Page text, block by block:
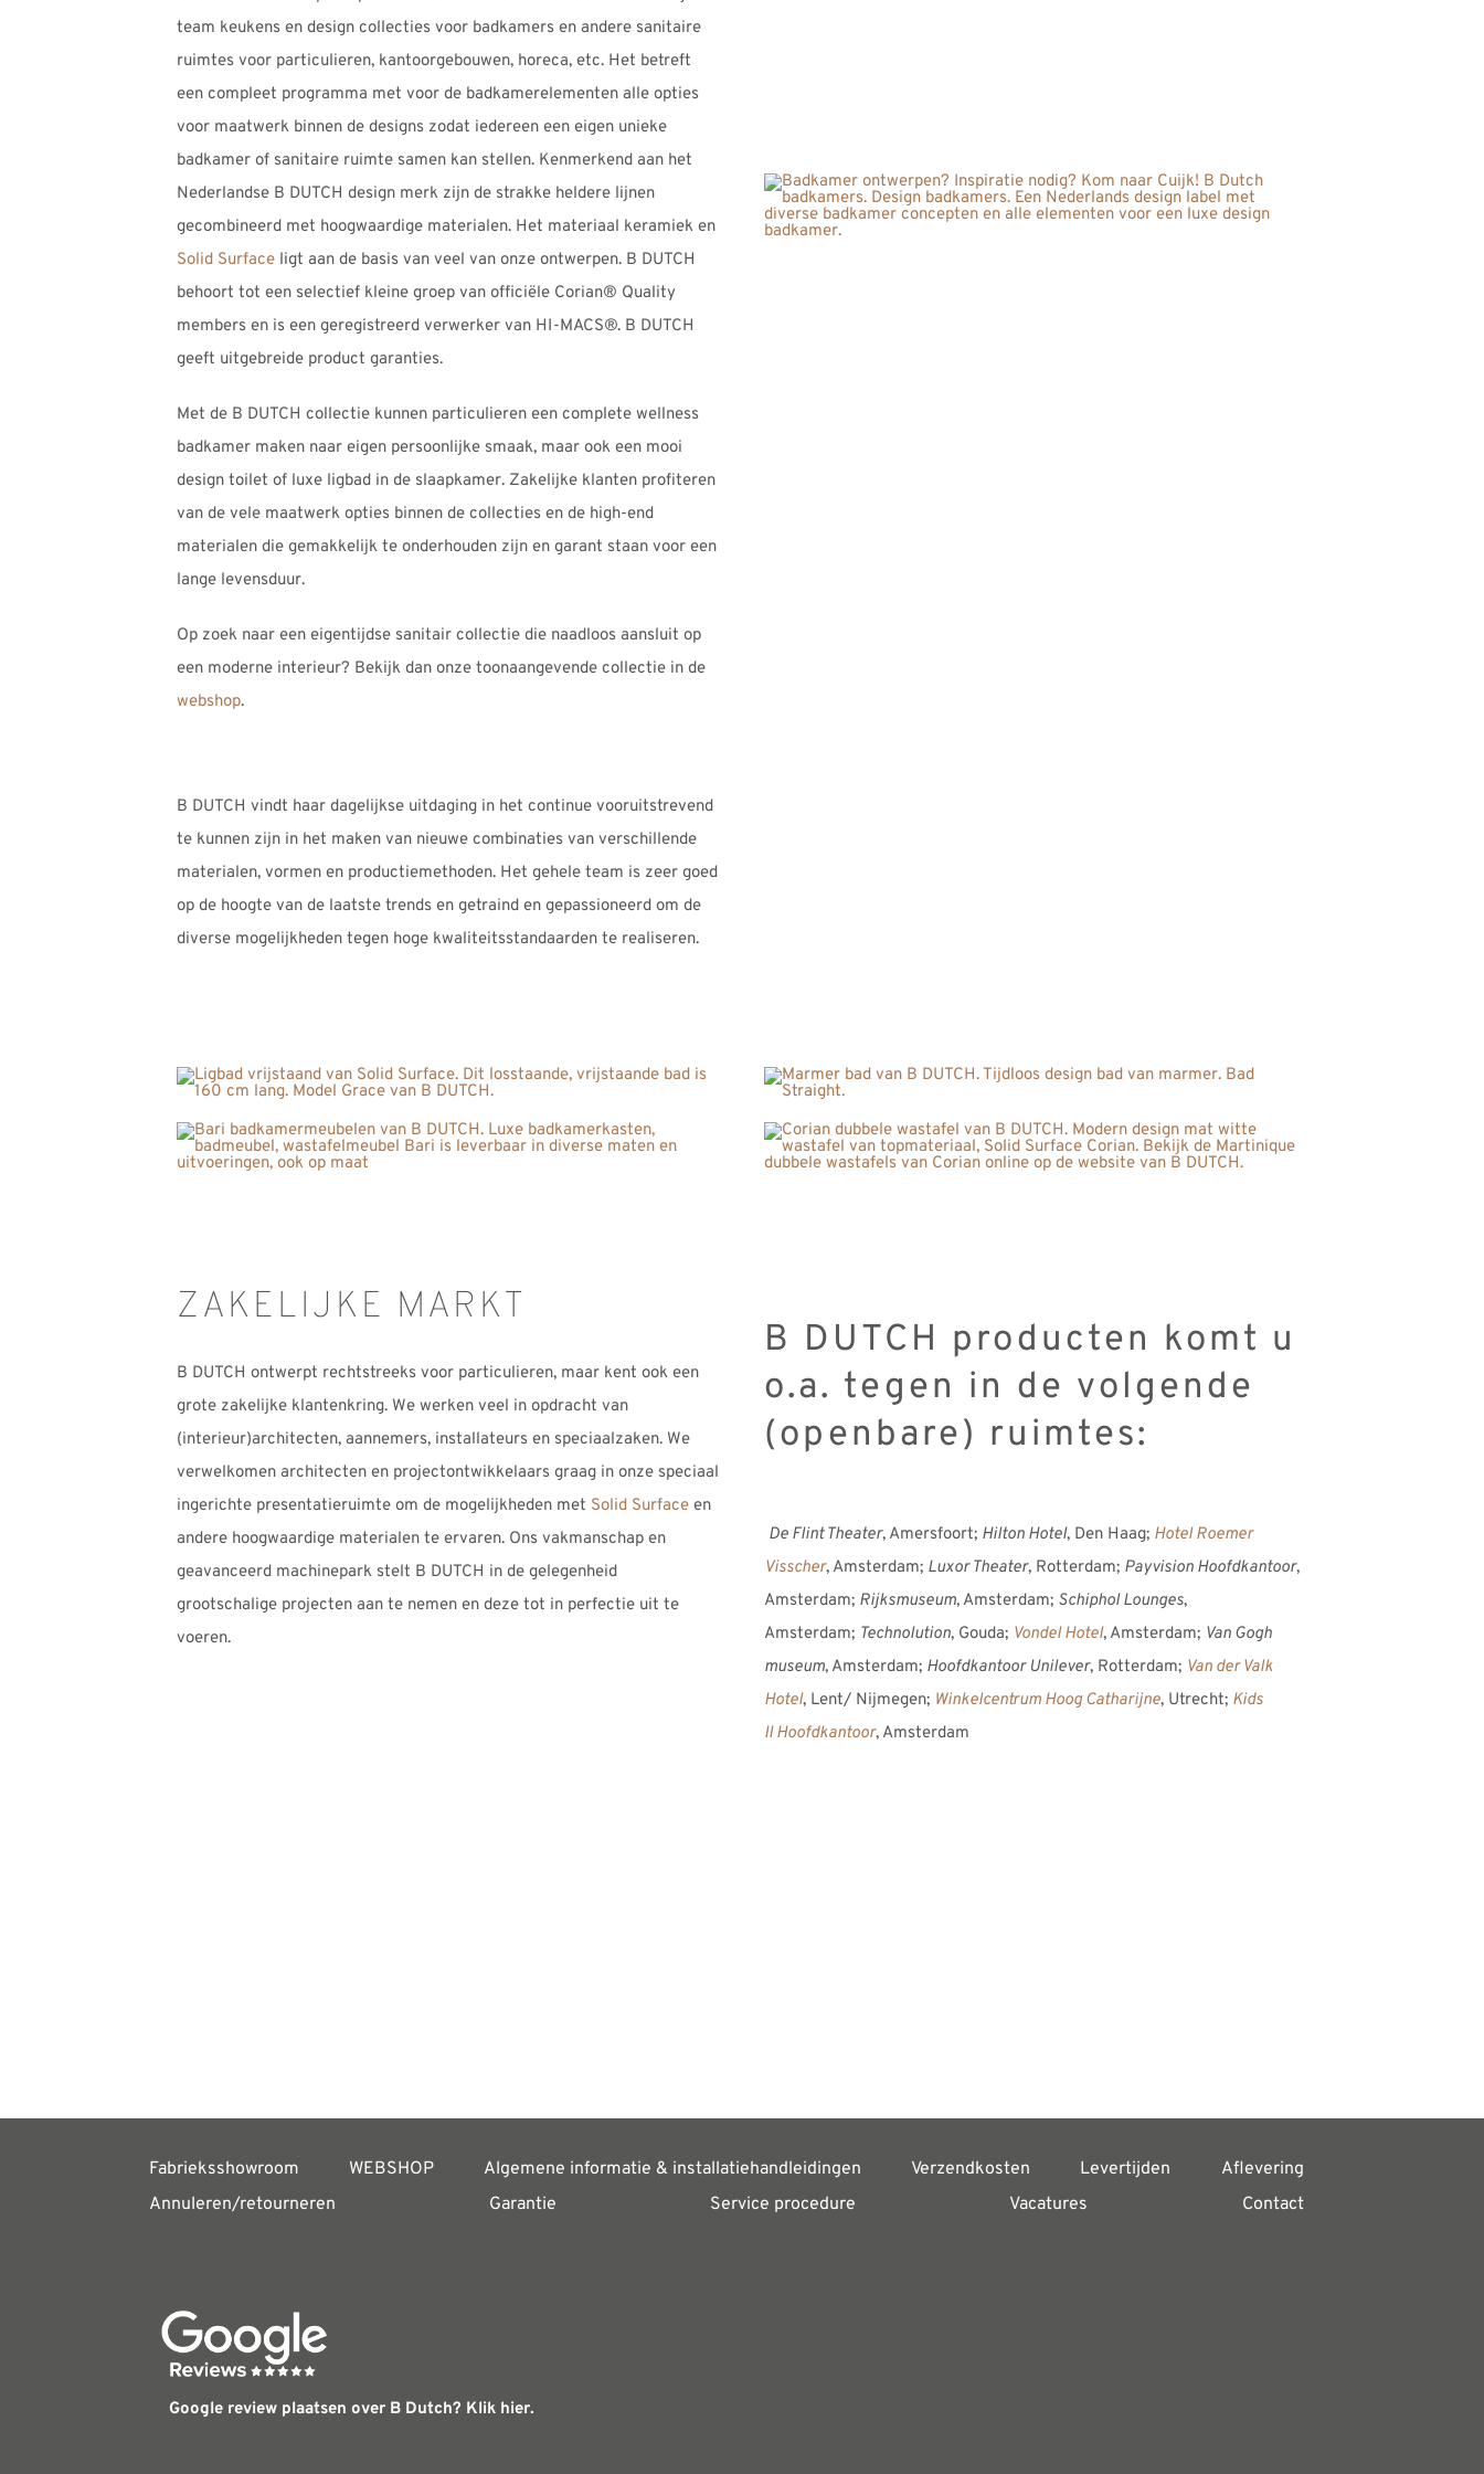
team keukens en design collecties voor badkamers en andere sanitaire
ruimtes voor particulieren, kantoorgebouwen, horeca, etc. Het betreft
een compleet programma met voor de badkamerelementen alle opties
voor maatwerk binnen de designs zodat iedereen een eigen unieke
badkamer of sanitaire ruimte samen kan stellen. Kenmerkend aan het
Nederlandse B DUTCH design merk zijn de strakke heldere lijnen
gecombineerd met hoogwaardige materialen. Het materiaal keramiek en
Solid Surfaceligt aan de basis van veel van onze ontwerpen. B DUTCH
behoort tot een selectief kleine groep van officiële Corian® Quality
members en is een geregistreerd verwerker van HI-MACS®. B DUTCH
geeft uitgebreide product garanties.
Met de B DUTCH collectie kunnen particulieren een complete wellness
badkamer maken naar eigen persoonlijke smaak, maar ook een mooi
design toilet of luxe ligbad in de slaapkamer. Zakelijke klanten profiteren
van de vele maatwerk opties binnen de collecties en de high-end
materialen die gemakkelijk te onderhouden zijn en garant staan voor een
lange levensduur.
Op zoek naar een eigentijdse sanitair collectie die naadloos aansluit op
een moderne interieur? Bekijk dan onze toonaangevende collectie in de
webshop.
B DUTCH vindt haar dagelijkse uitdaging in het continue vooruitstrevend
te kunnen zijn in het maken van nieuwe combinaties van verschillende
materialen, vormen en productiemethoden. Het gehele team is zeer goed
op de hoogte van de laatste trends en getraind en gepassioneerd om de
diverse mogelijkheden tegen hoge kwaliteitsstandaarden te realiseren.
ZAKELIJKE MARKT
B DUTCH ontwerpt rechtstreeks voor particulieren, maar kent ook een
grote zakelijke klantenkring. We werken veel in opdracht van
(interieur)architecten, aannemers, installateurs en speciaalzaken. We
verwelkomen architecten en projectontwikkelaars graag in onze speciaal
ingerichte presentatieruimte om de mogelijkheden met Solid Surfaceen
andere hoogwaardige materialen te ervaren.Ons vakmanschap en
geavanceerd machinepark stelt B DUTCH in de gelegenheid
grootschalige projecten aan te nemen en deze tot in perfectie uit te
voeren.
B DUTCH producten komt u
o.a. tegen in de volgende
(openbare) ruimtes:
De Flint Theater, Amersfoort; Hilton Hotel, Den Haag; Hotel Roemer
Visscher, Amsterdam; Luxor Theater, Rotterdam; Payvision Hoofdkantoor,
Amsterdam; Rijksmuseum, Amsterdam; Schiphol Lounges,
Amsterdam; Technolution, Gouda; Vondel Hotel, Amsterdam; Van Gogh
museum, Amsterdam; Hoofdkantoor Unilever, Rotterdam; Van der Valk
Hotel, Lent/ Nijmegen; Winkelcentrum Hoog Catharijne, Utrecht; Kids
II Hoofdkantoor, Amsterdam
Fabrieksshowroom WEBSHOP Algemene informatie & installatiehandleidingen Verzendkosten Levertijden
Aflevering
Annuleren/retourneren
Garantie Service procedure Vacatures Contact
Google review plaatsen over B Dutch? Klik hier.